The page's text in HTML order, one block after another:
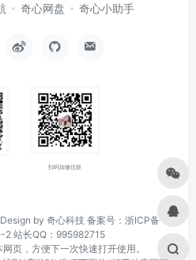
奇心网盘 奇心小助手
扫码加微信群
Design by 奇心科技 备案号：浙ICP备
-2站长QQ：995982715
页，方便下一次快速打开使用。